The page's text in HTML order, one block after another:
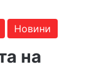
Новини
на